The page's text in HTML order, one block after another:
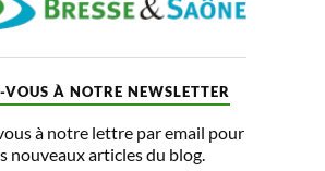
À NOTRE NEWSLETTER
à notre lettre par email pour
nouveaux articles du blog.